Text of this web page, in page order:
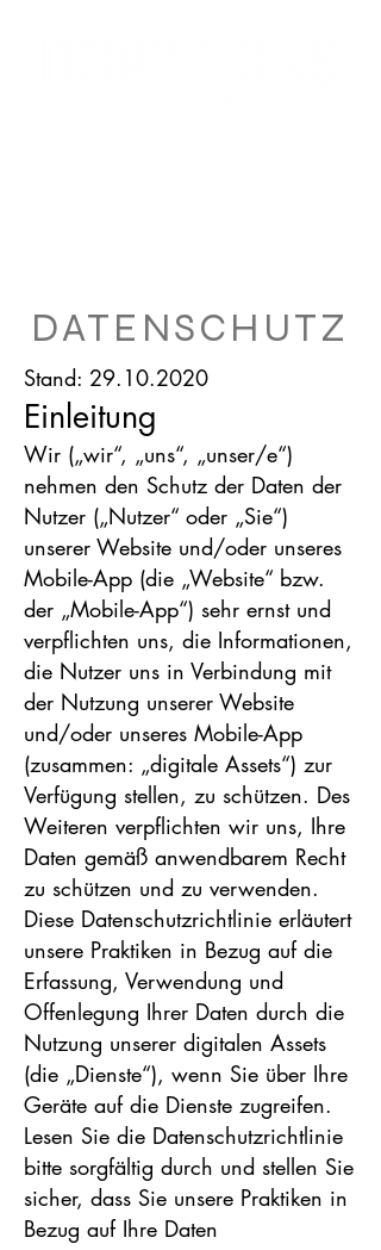
DATENSCHUTZ
Stand: 29.10.2020
Einleitung
Wir („wir“, „uns“, „unser/e“)
nehmen den Schutz der Daten der
Nutzer („Nutzer“ oder „Sie“)
unserer Website und/oder unseres
Mobile-App (die „Website“ bzw.
der „Mobile-App“) sehr ernst und
verpflichten uns, die Informationen,
die Nutzer uns in Verbindung mit
der Nutzung unserer Website
und/oder unseres Mobile-App
(zusammen: „digitale Assets“) zur
Verfügung stellen, zu schützen. Des
Weiteren verpflichten wir uns, Ihre
Daten gemäß anwendbarem Recht
zu schützen und zu verwenden.
Diese Datenschutzrichtlinie erläutert
unsere Praktiken in Bezug auf die
Erfassung, Verwendung und
Offenlegung Ihrer Daten durch die
Nutzung unserer digitalen Assets
(die „Dienste“), wenn Sie über Ihre
Geräte auf die Dienste zugreifen.
Lesen Sie die Datenschutzrichtlinie
bitte sorgfältig durch und stellen Sie
sicher, dass Sie unsere Praktiken in
Bezug auf Ihre Daten